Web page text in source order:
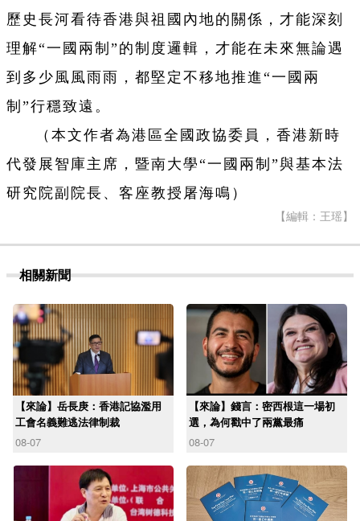
歷史長河看待香港與祖國內地的關係，才能深刻
理解“一國兩制”的制度邏輯，才能在未來無論遇
到多少風風雨雨，都堅定不移地推進“一國兩
制”行穩致遠。
（本文作者為港區全國政協委員，香港新時
代發展智庫主席，暨南大學“一國兩制”與基本法
研究院副院長、客座教授屠海鳴）
【編輯：王瑶】
相關新聞
【來論】岳長庚：香港記協濫用
工會名義難逃法律制裁
08-07
【來論】錢言：密西根這一場初
選，為何戳中了兩黨最痛
08-07